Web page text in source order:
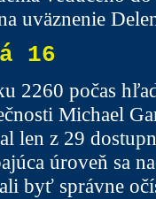
uväznenie
16
2260 počas
Michael
len z 29
úroveň sa
byť správne